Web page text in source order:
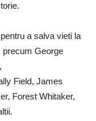
a salva vieti la
precum George
Field, James
Forest Whitaker,